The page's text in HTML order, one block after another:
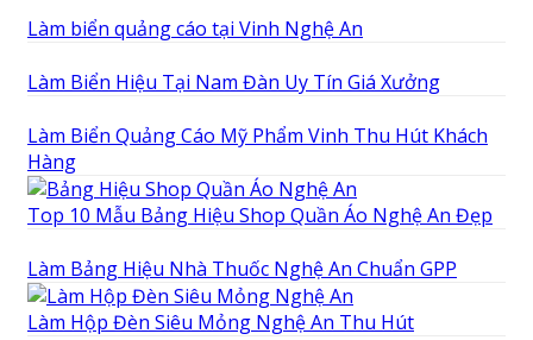
Làm biển quảng cáo tại Vinh Nghệ An
Làm Biển Hiệu Tại Nam Đàn Uy Tín Giá Xưởng
Làm Biển Quảng Cáo Mỹ Phẩm Vinh Thu Hút Khách
Hàng
Top 10 Mẫu Bảng Hiệu Shop Quần Áo Nghệ An Đẹp
Làm Bảng Hiệu Nhà Thuốc Nghệ An Chuẩn GPP
Làm Hộp Đèn Siêu Mỏng Nghệ An Thu Hút